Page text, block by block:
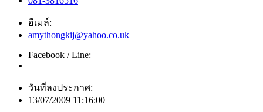
อีเมล์:
amythongkij@yahoo.co.uk
Facebook / Line:
วันที่ลงประกาศ:
13/07/2009 11:16:00